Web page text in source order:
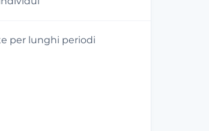
per lunghi periodi